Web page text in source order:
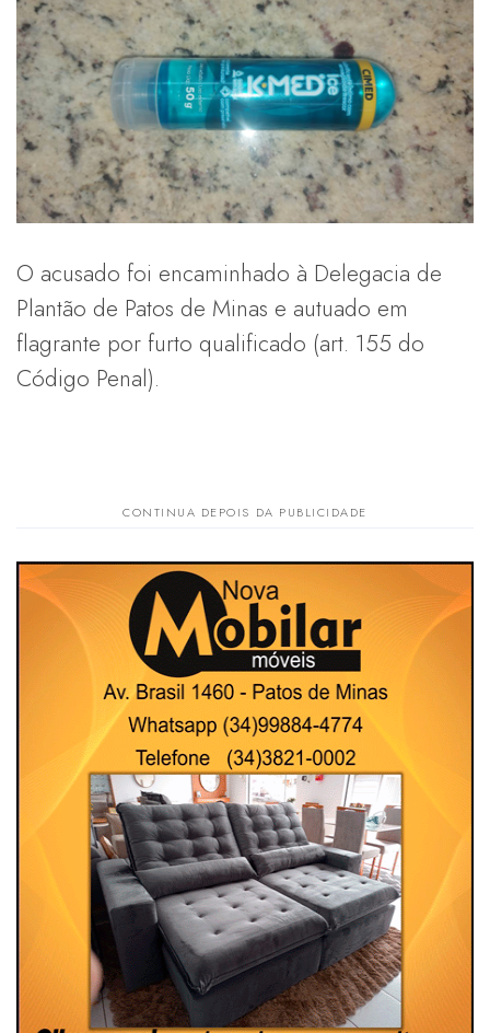
O acusado foi encaminhado à Delegacia de
Plantão de Patos de Minas e autuado em
flagrante por furto qualificado (art. 155 do
Código Penal).